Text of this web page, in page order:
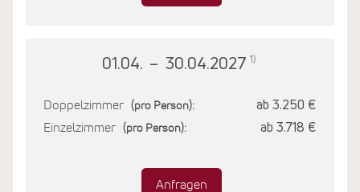
01.04. – 30.04.2027 1)
Doppelzimmer (pro Person):
ab 3.250 €
Einzelzimmer
(pro Person): ab 3.718 €
Anfragen